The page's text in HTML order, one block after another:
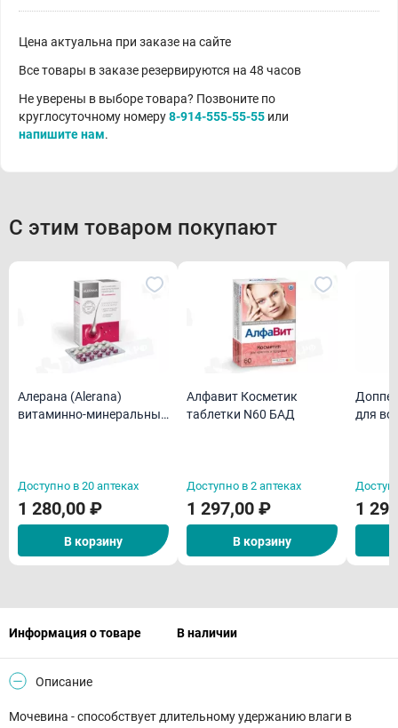
Цена актуальна при заказе на сайте
Все товары в заказе резервируются на 48 часов
Не уверены в выборе товара? Позвоните по
круглосуточному номеру8-914-555-55-55 или
напишите нам.
С этим товаром покупают
Алерана (Alerana)
витаминно-минеральный
Доступно в 20 аптеках
1 280,00 ₽
В корзину
Алфавит Косметик
таблетки N60 БАД
Доступно в 2 аптеках
1 297,00 ₽
В корзину
для
1
Информация о товаре В наличии
Описание
Мочевина - способствует длительному удержанию влаги в